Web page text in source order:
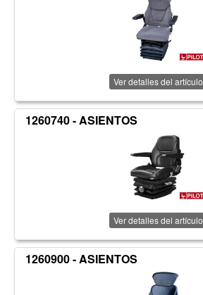
Ver detalles del artículo
1260740 - ASIENTOS
Ver detalles del artículo
1260900 - ASIENTOS